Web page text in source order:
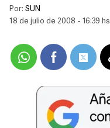
Por: SUN
18 de julio de 2008 - 16:39 hs